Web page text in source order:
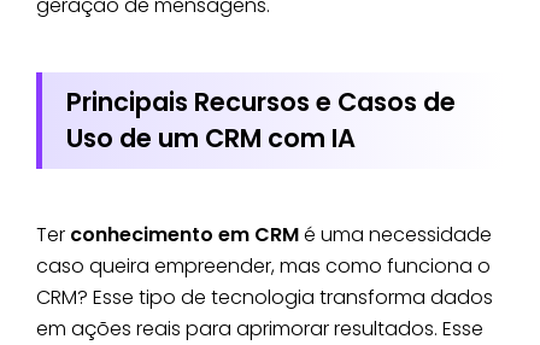
Principais Recursos e Casos de
Uso de um CRM com IA
Ter conhecimento em CRMé uma necessidade
caso queira empreender, mas como funciona o
CRM? Esse tipo de tecnologia transforma dados
em ações reais para aprimorar resultados. Esse